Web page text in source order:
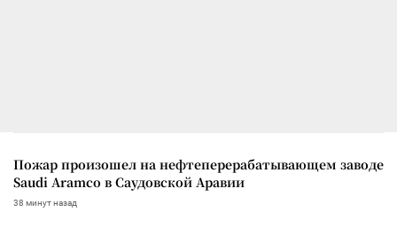
Пожар произошел на нефтеперерабатывающем заводе
Saudi Aramco в Саудовской Аравии
38 минут назад